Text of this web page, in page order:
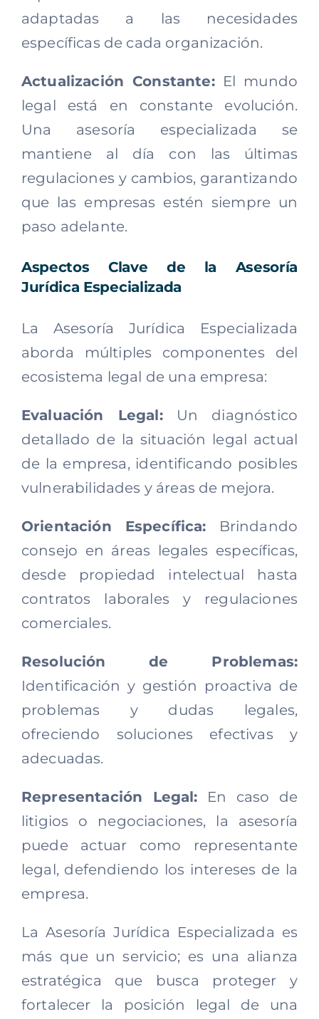
adaptadas a las necesidades
específicas de cada organización.
Actualización Constante:El mundo
legal está en constante evolución.
Una asesoría especializada se
mantiene al día con las últimas
regulaciones y cambios, garantizando
que las empresas estén siempre un
paso adelante.
Aspectos Clave de la Asesoría
Jurídica Especializada
La Asesoría Jurídica Especializada
aborda múltiples componentes del
ecosistema legal de una empresa:
Evaluación Legal:Un diagnóstico
detallado de la situación legal actual
de la empresa, identificando posibles
vulnerabilidades y áreas de mejora.
Orientación Específica: Brindando
consejo en áreas legales específicas,
desde propiedad intelectual hasta
contratos laborales y regulaciones
comerciales.
Resolución de Problemas:
Identificación y gestión proactiva de
problemas y dudas legales,
ofreciendo soluciones efectivas y
adecuadas.
Representación Legal: En caso de
litigios o negociaciones, la asesoría
puede actuar como representante
legal, defendiendo los intereses de la
empresa.
La Asesoría Jurídica Especializada es
más que un servicio; es una alianza
estratégica que busca proteger y
fortalecer la posición legal de una